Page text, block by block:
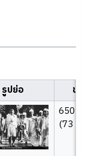
รูปย่อ
ขนาด
650 ×
(73 กิโล